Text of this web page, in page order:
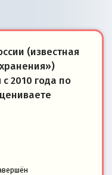
(известная
2010 года по